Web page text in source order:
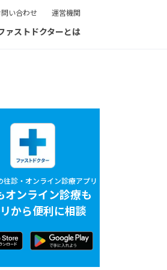
問い合わせ 運営機関
ァストドクターとは
往診・オンライン診療アプリ
オンライン診療も
から便利に相談